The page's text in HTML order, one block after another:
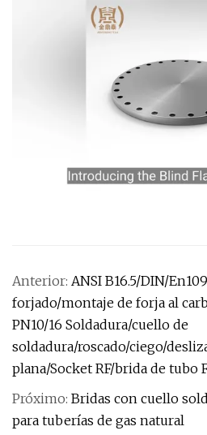
Anterior: ANSI B16.5/DIN/
forjado/montaje de forja al
PN10/16 Soldadura/cuello de
soldadura/roscado/ciego/
plana/Socket RF/brida de tubo
Próximo: Bridas con cuello
para tuberías de gas natural